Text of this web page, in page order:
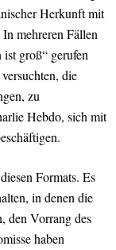
Herkunft mit
mehreren Fällen
groß“ gerufen
die
zu
Hebdo, sich mit
Formats. Es
in denen die
den Vorrang des
haben